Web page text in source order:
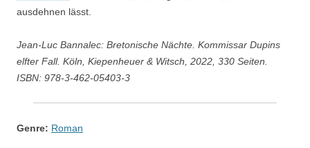
ausdehnen lässt.
Jean-Luc Bannalec: Bretonische Nächte. Kommissar Dupins
elfter Fall. Köln, Kiepenheuer & Witsch, 2022, 330 Seiten.
ISBN: 978-3-462-05403-3
Genre: Roman